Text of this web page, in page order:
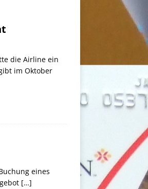
die Airline ein
im Oktober
eines
[…]